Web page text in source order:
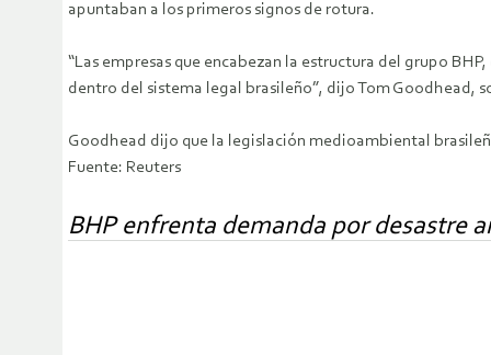
apuntaban a los primeros signos de rotura.
“Las empresas que encabezan la estructura del grupo
dentro del sistema legal brasileño”, dijo Tom Goodhead,
Goodhead dijo que la legislación medioambiental
Fuente: Reuters
BHP enfrenta demanda por desastre